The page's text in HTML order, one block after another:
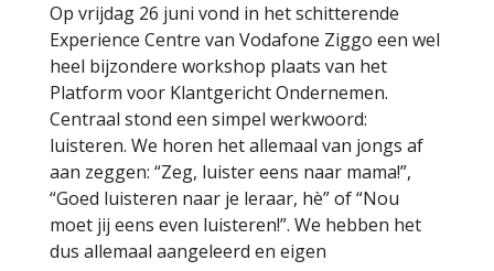
Op vrijdag 26 juni vond in het schitterende
Experience Centre van Vodafone Ziggo een wel
heel bijzondere workshop plaats van het
Platform voor Klantgericht Ondernemen.
Centraal stond een simpel werkwoord:
luisteren. We horen het allemaal van jongs af
aan zeggen: “Zeg, luister eens naar mama!”,
“Goed luisteren naar je leraar, hè” of “Nou
moet jij eens even luisteren!”. We hebben het
dus allemaal aangeleerd en eigen